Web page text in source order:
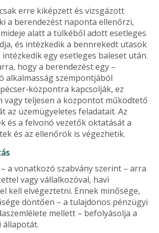
erre kiképzett és vizsgázott
a berendezést naponta ellenőrzi,
alatt a tülké­ből adott esetleges
és intézkedik a bennrekedt utasok
egy esetleges baleset után.
hogy a berendezést egy –
alkalmas­ság szempontjából
központra kapcsolják, ez
vagy teljesen a központot működtető
az üzemügyeletes feladatait. Az
és a felvonó vezetők oktatását a
és az ellenőrök is végezhetik.
a vonatkozó szabvány szerint – arra
vagy vállalkozóval, havi
kell elvégez­tetni. Ennek minősége,
döntően – a tulajdonos pénzügyi
mellett – befolyásolja a
állapotát.